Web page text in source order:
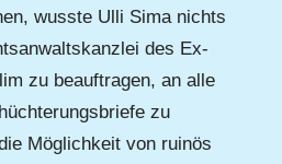
wusste Ulli Sima nichts
des Ex-
zu beauftragen, an alle
zu
Möglichkeit von ruinös